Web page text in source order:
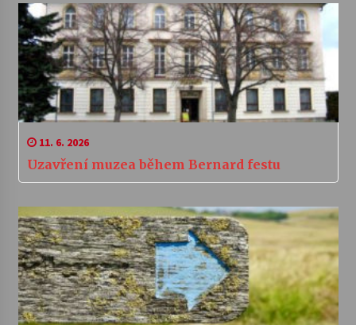
11. 6. 2026
Uzavření muzea během Bernard festu